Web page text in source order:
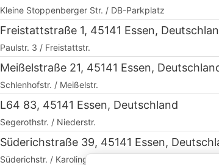
Kleine Stoppenberger Str. / DB-Parkplatz
Freistattstraße 1, 45141 Essen,
Paulstr. 3 / Freistattstr.
Meißelstraße 21, 45141 Essen,
Schlenhofstr. / Meißelstr.
L64 83, 45141 Essen, Deutschland
Segerothstr. / Niederstr.
Süderichstraße 39, 45141 Essen,
Süderichstr. / Karolinger Str.